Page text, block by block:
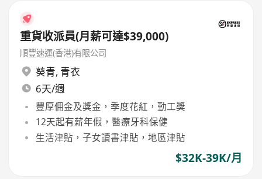
重貨收派員(月薪可達$39,000)
順豐速運(香港)有限公司
葵青, 青衣
6天/週
豐厚佣金及獎金，季度花紅，勤工獎
12天起有薪年假，醫療牙科保健
生活津貼，子女讀書津貼，地區津貼
$32K-39K/月